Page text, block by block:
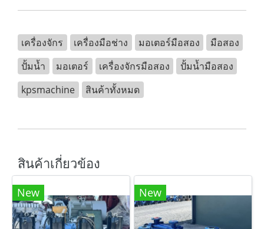
เครื่องจักร เครื่องมือช่าง มอเตอร์มือสอง
มือสอง
ปั้มน้ำ
มอเตอร์ เครื่องจักรมือสอง
ปั้มน้ำมือสอง
kpsmachine
สินค้าทั้งหมด
สินค้าเกี่ยวข้อง
New New